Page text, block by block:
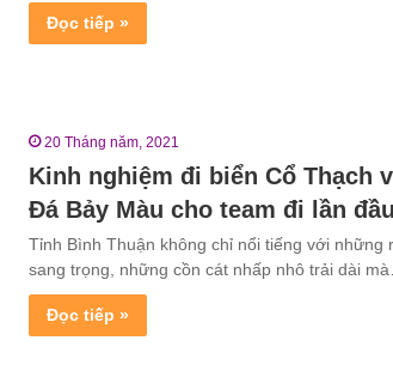
Đọc tiếp »
20 Tháng năm, 2021
Kinh nghiệm đi biển Cổ Thạch
Đá Bảy Màu cho team đi lần đầu
Tỉnh Bình Thuận không chỉ nổi tiếng với những
sang trọng, những cồn cát nhấp nhô trải dài
Đọc tiếp »